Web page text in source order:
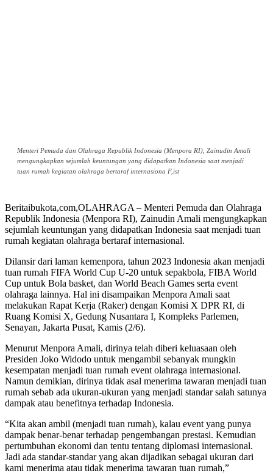
Menteri Pemuda dan Olahraga Republik Indonesia (Menpora RI), Zainudin Amali
mengungkapkan sejumlah keuntungan yang didapatkan Indonesia saat menjadi
tuan rumah kegiatan olahraga bertaraf internasiona F,ist
Beritaibukota,com,OLAHRAGA – Menteri Pemuda dan Olahraga
Republik Indonesia (Menpora RI), Zainudin Amali mengungkapkan
sejumlah keuntungan yang didapatkan Indonesia saat menjadi tuan
rumah kegiatan olahraga bertaraf internasional.
Dilansir dari laman kemenpora, tahun 2023 Indonesia akan menjadi
tuan rumah FIFA World Cup U-20 untuk sepakbola, FIBA World
Cup untuk Bola basket, dan World Beach Games serta event
olahraga lainnya. Hal ini disampaikan Menpora Amali saat
melakukan Rapat Kerja (Raker) dengan Komisi X DPR RI, di
Ruang Komisi X, Gedung Nusantara I, Kompleks Parlemen,
Senayan, Jakarta Pusat, Kamis (2/6).
Menurut Menpora Amali, dirinya telah diberi keluasaan oleh
Presiden Joko Widodo untuk mengambil sebanyak mungkin
kesempatan menjadi tuan rumah event olahraga internasional.
Namun demikian, dirinya tidak asal menerima tawaran menjadi tuan
rumah sebab ada ukuran-ukuran yang menjadi standar salah satunya
dampak atau benefitnya terhadap Indonesia.
“Kita akan ambil (menjadi tuan rumah), kalau event yang punya
dampak benar-benar terhadap pengembangan prestasi. Kemudian
pertumbuhan ekonomi dan tentu tentang diplomasi internasional.
Jadi ada standar-standar yang akan dijadikan sebagai ukuran dari
kami menerima atau tidak menerima tawaran tuan rumah,”